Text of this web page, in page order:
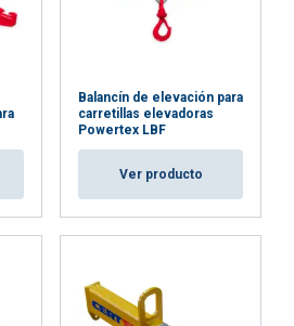
Balancín de elevación para
carretillas elevadoras
Powertex LBF
Ver producto
ENGLISH TRANSLATION
utiliza cookies
para personalizar el
y analizar nuestro
información
sitio con nuestros
información que les haya
hayan recopilado a partir